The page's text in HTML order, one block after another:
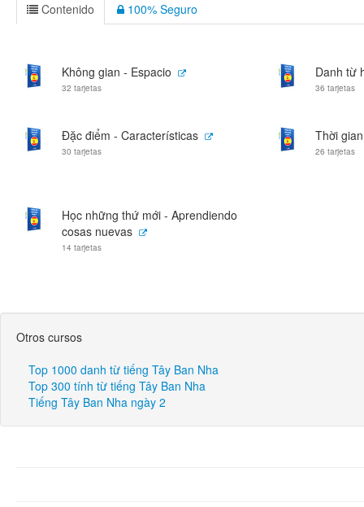
Contenido 100% Seguro
Không gian - Espacio
32 tarjetas
Danh từ
36 tarjetas
Đặc điểm - Características
30 tarjetas
Thời
26 tarjetas
Học những thứ mới - Aprendiendo
cosas nuevas
14 tarjetas
Otros cursos
Top 1000 danh từ tiếng Tây Ban Nha
Top 300 tính từ tiếng Tây Ban Nha
Tiếng Tây Ban Nha ngày 2